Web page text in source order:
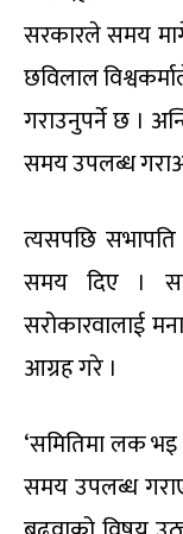
सरकारले समय
छविलाल
गराउनुपर्ने छ ।
समय उपलब्ध
त्यसपछि
समय दिए ।
सरोकारवालाई
आग्रह गरे ।
‘समितिमा लक
समय उपलब्ध